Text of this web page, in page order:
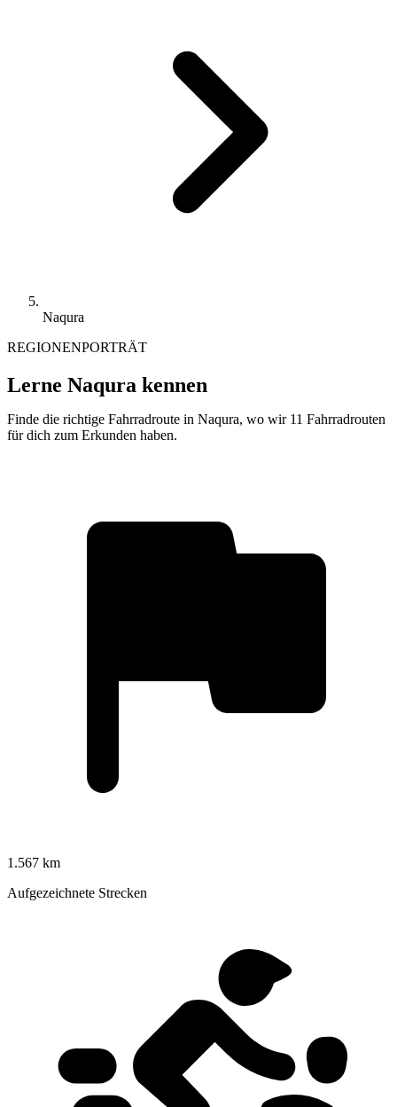
Naqura
REGIONENPORTRÄT
Lerne Naqura kennen
Finde die richtige Fahrradroute in Naqura, wo wir 11 Fahrradrouten
für dich zum Erkunden haben.
1.567 km
Aufgezeichnete Strecken